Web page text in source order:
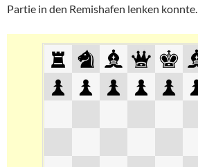
Partie in den Remishafen lenken konnte.